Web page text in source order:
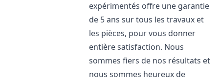
expérimentés offre une garantie
de 5 ans sur tous les travaux et
les pièces, pour vous donner
entière satisfaction. Nous
sommes fiers de nos résultats et
nous sommes heureux de